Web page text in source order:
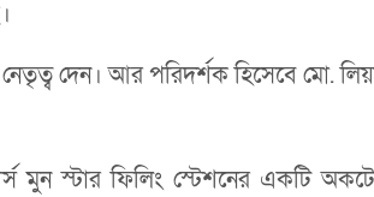
দেন। আর পরিদর্শক হিসেবে মো.
মুন স্টার ফিলিং স্টেশনের একটি